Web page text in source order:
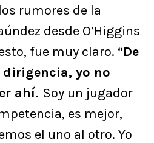
rumores de la
desde O’Higgins
fue muy claro. “De
dirigencia, yo no
ahí. Soy un jugador
es mejor,
el uno al otro. Yo